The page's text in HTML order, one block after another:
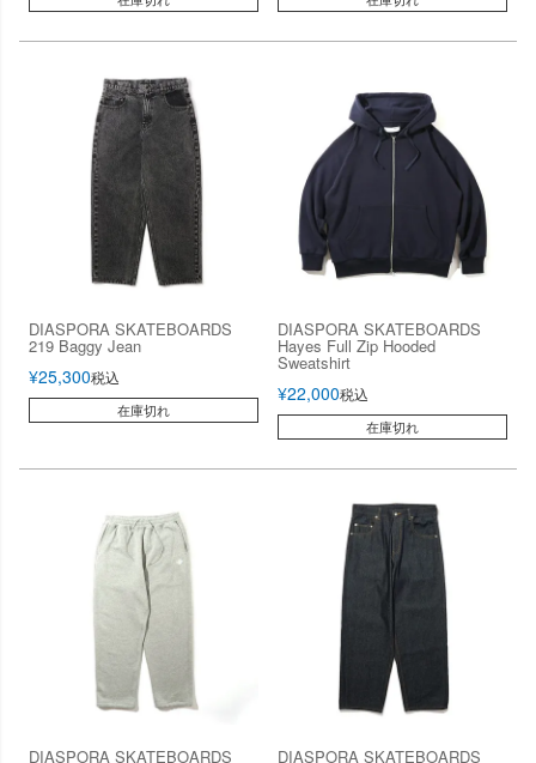
DIASPORA SKATEBOARDS
219 Baggy Jean
¥25,300税込
在庫切れ
DIASPORA SKATEBOARDS
Hayes Full Zip Hooded
Sweatshirt
¥22,000税込
在庫切れ
DIASPORA SKATEBOARDS DIASPORA SKATEBOARDS